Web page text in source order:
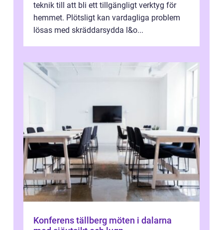
teknik till att bli ett tillgängligt verktyg för
hemmet. Plötsligt kan vardagliga problem
lösas med skräddarsydda l&o...
Konferens tällberg möten i dalarna